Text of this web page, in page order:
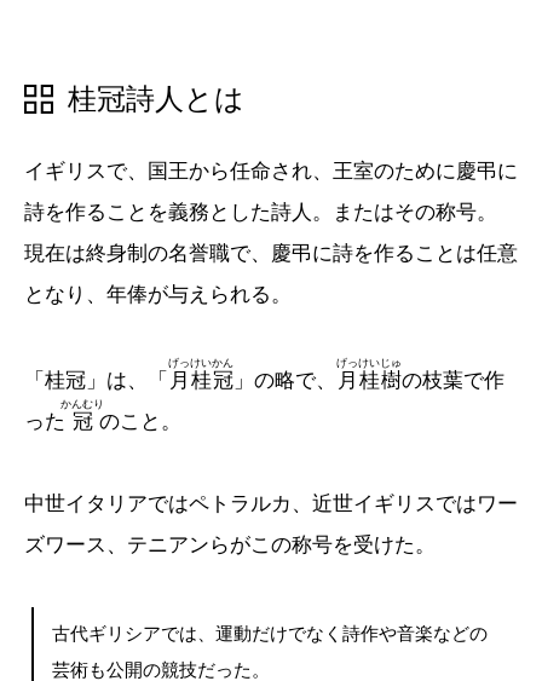
桂冠詩人とは
イギリスで、国王から任命され、王室のために慶弔に
詩を作ることを義務とした詩人。またはその称号。
現在は終身制の名誉職で、慶弔に詩を作ることは任意
となり、年俸が与えられる。
「桂冠」は、「 月桂冠
げっけいかん
」の略で、 月桂樹
げっけいじゅ
の枝葉で作
った 冠
かんむり
のこと。
中世イタリアではペトラルカ、近世イギリスではワー
ズワース、テニアンらがこの称号を受けた。
古代ギリシアでは、運動だけでなく詩作や音楽などの
芸術も公開の競技だった。